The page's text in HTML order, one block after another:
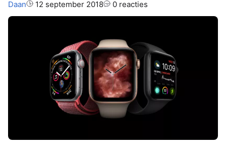
Auteur:
Daan 12 september 2018 0 reacties